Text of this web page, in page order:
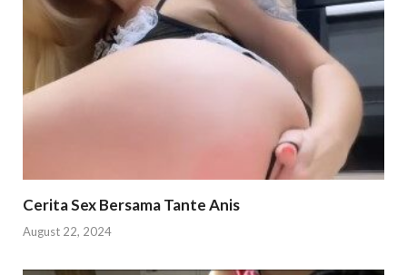
Cerita Sex Bersama Tante Anis
August 22, 2024